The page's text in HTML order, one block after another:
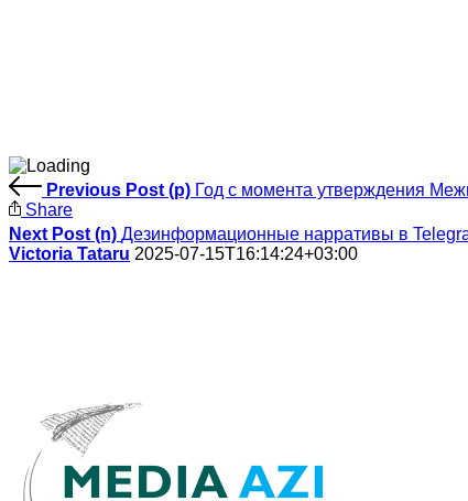
Previous Post (p) Год с момента утверждения
Share
Next Post (n) Дезинформационные нарративы в
Victoria Tataru 2025-07-15T16:14:24+03:00